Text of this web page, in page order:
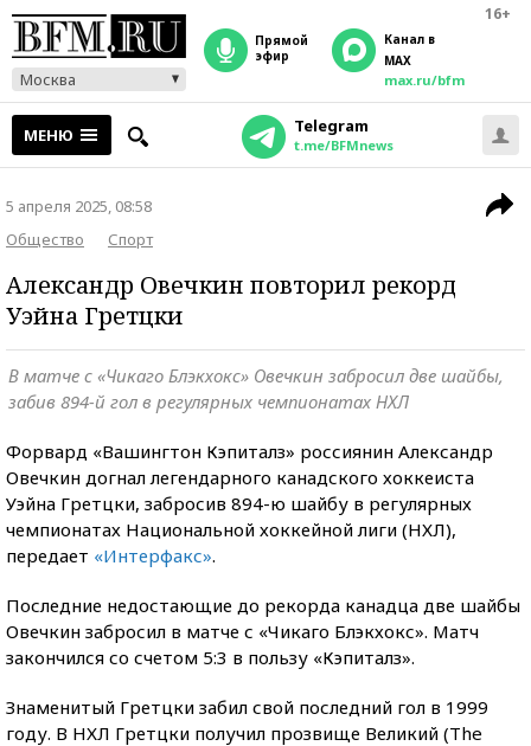
16+
Москва
прямой
эфир
Канал в
MAX
max.ru/bfm
МЕНЮ Telegram
t.me/BFMnews
5 апреля 2025, 08:58
Общество
Спорт
Александр Овечкин повторил рекорд
Уэйна Гретцки
В матче с «Чикаго Блэкхокс» Овечкин забросил две шайбы,
забив 894-й гол в регулярных чемпионатах НХЛ
Форвард «Вашингтон Кэпиталз» россиянин Александр
Овечкин догнал легендарного канадского хоккеиста
Уэйна Гретцки, забросив 894-ю шайбу в регулярных
чемпионатах Национальной хоккейной лиги (НХЛ),
передает «Интерфакс».
Последние недостающие до рекорда канадца две шайбы
Овечкин забросил в матче с «Чикаго Блэкхокс». Матч
закончился со счетом 5:3 в пользу «Кэпиталз».
Знаменитый Гретцки забил свой последний гол в 1999
году. В НХЛ Гретцки получил прозвище Великий (The